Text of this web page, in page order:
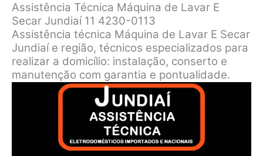
Assistência Técnica Máquina de Lavar E
Secar Jundiaí 11 4230-0113
Assistência técnica Máquina de Lavar E Secar
Jundiaí e região, técnicos especializados para
realizar a domicílio: instalação, conserto e
manutenção com garantia e pontualidade.